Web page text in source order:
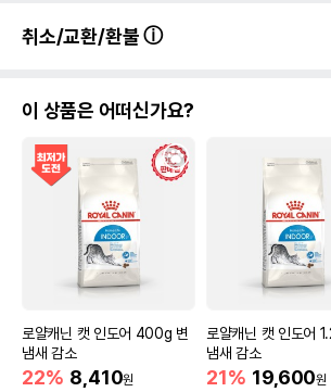
원료구성
농당근,유기농호박,맥반석,
리,유기농녹두,미네랄프리
n, I, Co, Se),비타민프리
1, B2, Panthotenates,
cid, Biotin, B12),유기농메
포장상태
소포장 단위
권장 연령 12개월 미만
* 브랜드사에서 제공한 정보로 모
취소/교환/환불
이 상품은 어떠신가요?
로얄캐닌 캣 인도어 400g 변
냄새 감소
22% 8,410원
로얄캐닌 캣 인도어
냄새 감소
21% 19,600원